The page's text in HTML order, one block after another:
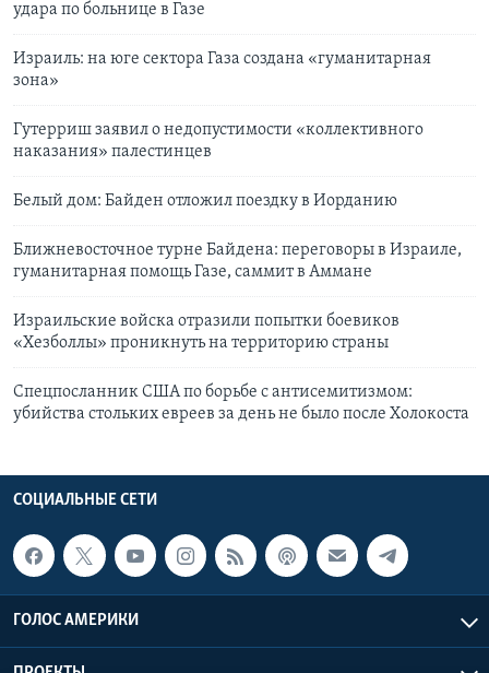
удара по больнице в Газе
Израиль: на юге сектора Газа создана «гуманитарная
зона»
Гутерриш заявил о недопустимости «коллективного
наказания» палестинцев
Белый дом: Байден отложил поездку в Иорданию
Ближневосточное турне Байдена: переговоры в Израиле,
гуманитарная помощь Газе, саммит в Аммане
Израильские войска отразили попытки боевиков
«Хезболлы» проникнуть на территорию страны
Спецпосланник США по борьбе с антисемитизмом:
убийства стольких евреев за день не было после Холокоста
СОЦИАЛЬНЫЕ СЕТИ
ГОЛОС АМЕРИКИ